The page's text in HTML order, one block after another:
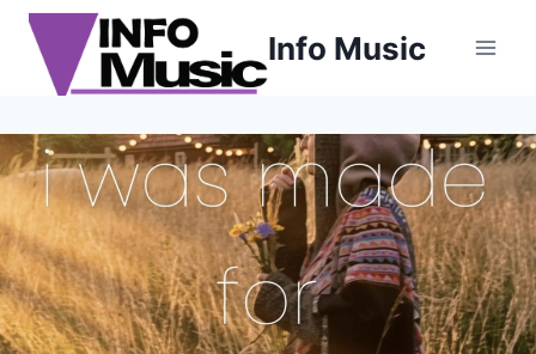
Aller
contenu
Info Music